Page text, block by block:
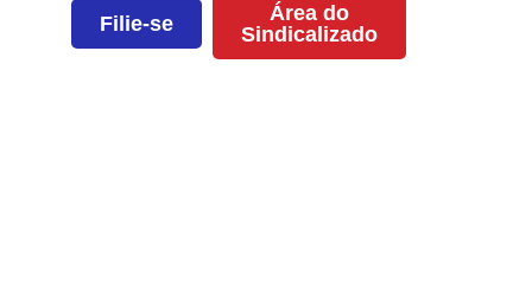
Filie-se
Área do
Sindicalizado